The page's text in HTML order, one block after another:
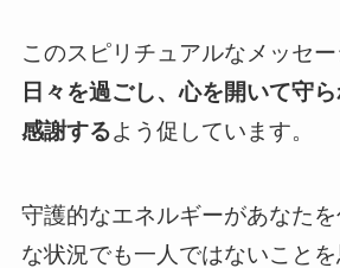
このスピリチュアルなメッセー
日々を過ごし、心を開いて守
感謝するよう促しています。
守護的なエネルギーがあなた
な状況でも一人ではないことを